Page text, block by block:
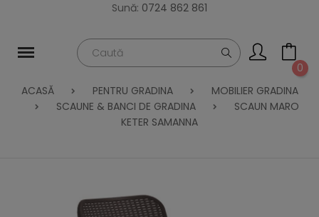
Sună: 0724 862 861
0
ACASĂ
PENTRU GRADINA
MOBILIER GRADINA
SCAUNE & BANCI DE GRADINA
SCAUN MARO
KETER SAMANNA